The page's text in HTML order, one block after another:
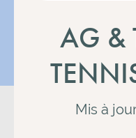
AG &
Mis à